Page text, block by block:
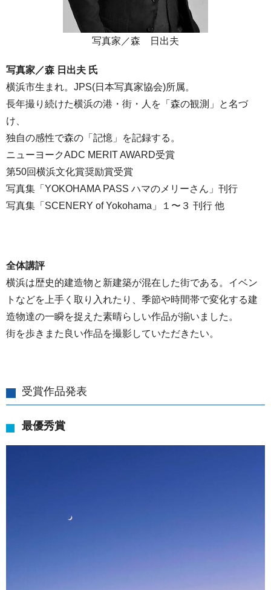
写真家／森 日出夫
写真家／森 日出夫 氏
横浜市生まれ。JPS(日本写真家協会)所属。
長年撮り続けた横浜の港・街・人を「森の観測」と名づ
け、
独自の感性で森の「記憶」を記録する。
ニューヨークADC MERIT AWARD受賞
第50回横浜文化賞奨励賞受賞
写真集「YOKOHAMA PASS ハマのメリーさん」刊行
写真集「SCENERY of Yokohama」１〜３ 刊行 他
全体講評
横浜は歴史的建造物と新建築が混在した街である。イベン
トなどを上手く取り入れたり、季節や時間帯で変化する建
造物達の一瞬を捉えた素晴らしい作品が揃いました。
街を歩きまた良い作品を撮影していただきたい。
受賞作品発表
最優秀賞